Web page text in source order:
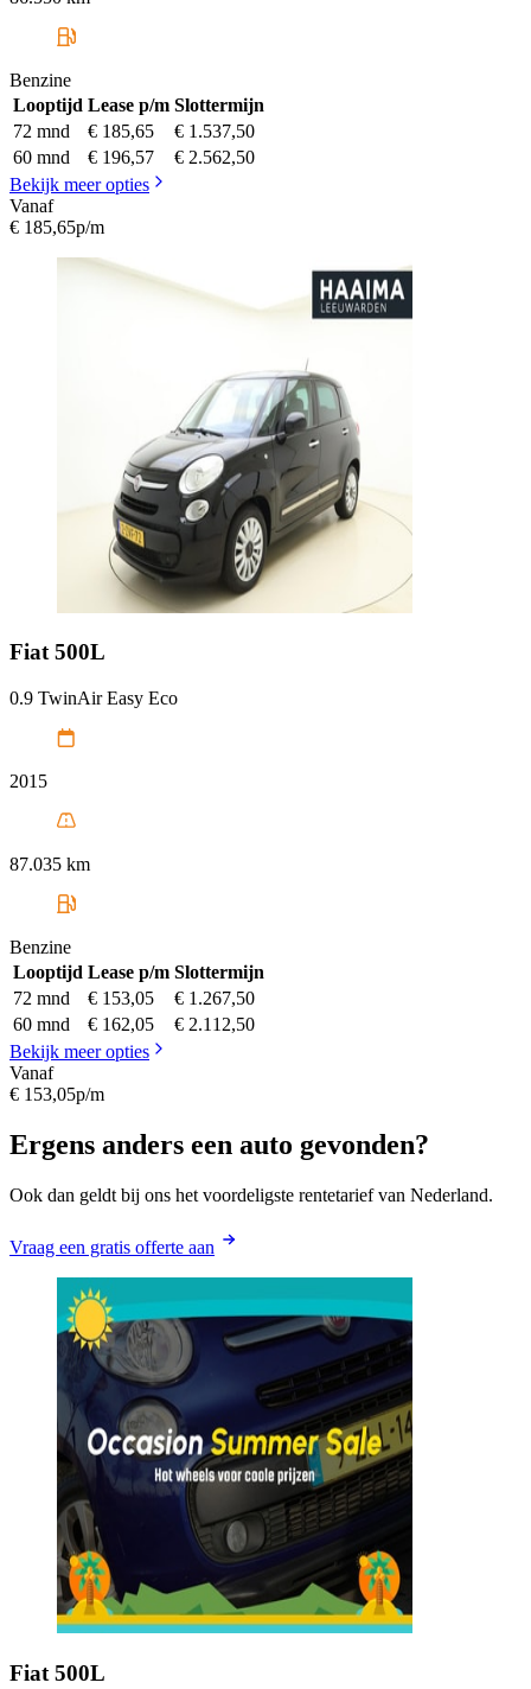
Benzine
Looptijd Lease p/m Slottermijn
72 mnd
€ 185,65
€ 1.537,50
60 mnd
€ 196,57
€ 2.562,50
Bekijk meer opties
Vanaf
€ 185,65p/m
Fiat 500L
0.9 TwinAir Easy Eco
2015
87.035 km
Benzine
Looptijd Lease p/m Slottermijn
72 mnd
€ 153,05
€ 1.267,50
60 mnd
€ 162,05
€ 2.112,50
Bekijk meer opties
Vanaf
€ 153,05p/m
Ergens anders een auto gevonden?
Ook dan geldt bij ons het voordeligste rentetarief van Nederland.
Vraag een gratis offerte aan
Fiat 500L